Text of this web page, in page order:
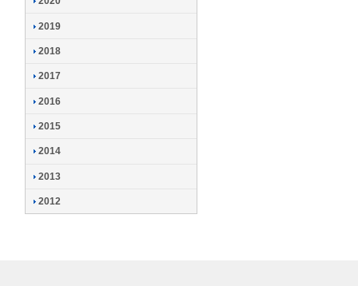
2019
2018
2017
2016
2015
2014
2013
2012